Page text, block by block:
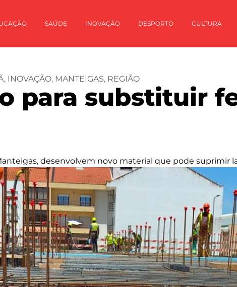
SAÚDE INOVAÇÃO DESPORTO CULTURA
, INOVAÇÃO, MANTEIGAS, REGIÃO
para substituir
desenvolvem novo material que pode suprimir